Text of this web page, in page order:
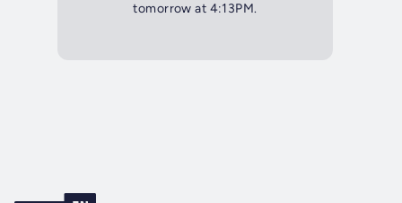
tomorrow at 4:13PM.